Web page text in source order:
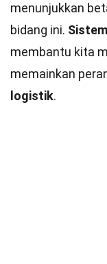
menunjukkan
bidang ini.
membantu kita
memainkan
logistik.